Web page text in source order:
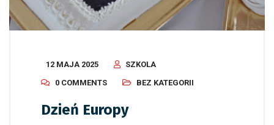
12 MAJA 2025
SZKOLA
0 COMMENTS
BEZ KATEGORII
Dzień Europy